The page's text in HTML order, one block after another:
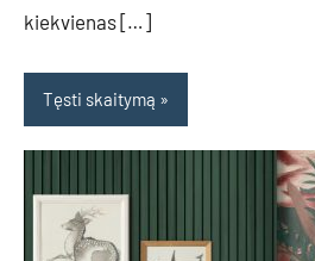
kiekvienas […]
Tęsti skaitymą